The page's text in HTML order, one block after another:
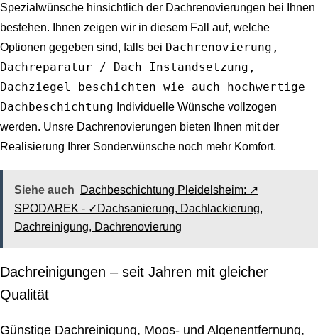
Spezialwünsche hinsichtlich der Dachrenovierungen bei Ihnen
bestehen. Ihnen zeigen wir in diesem Fall auf, welche
Optionen gegeben sind, falls bei Dachrenovierung,
Dachreparatur / Dach Instandsetzung,
Dachziegel beschichten wie auch hochwertige
Dachbeschichtung Individuelle Wünsche vollzogen
werden. Unsre Dachrenovierungen bieten Ihnen mit der
Realisierung Ihrer Sonderwünsche noch mehr Komfort.
Siehe auch
Dachbeschichtung Pleidelsheim: ↗️
SPODAREK - ✓Dachsanierung, Dachlackierung,
Dachreinigung, Dachrenovierung
Dachreinigungen – seit Jahren mit gleicher
Qualität
Günstige Dachreinigung, Moos- und Algenentfernung,